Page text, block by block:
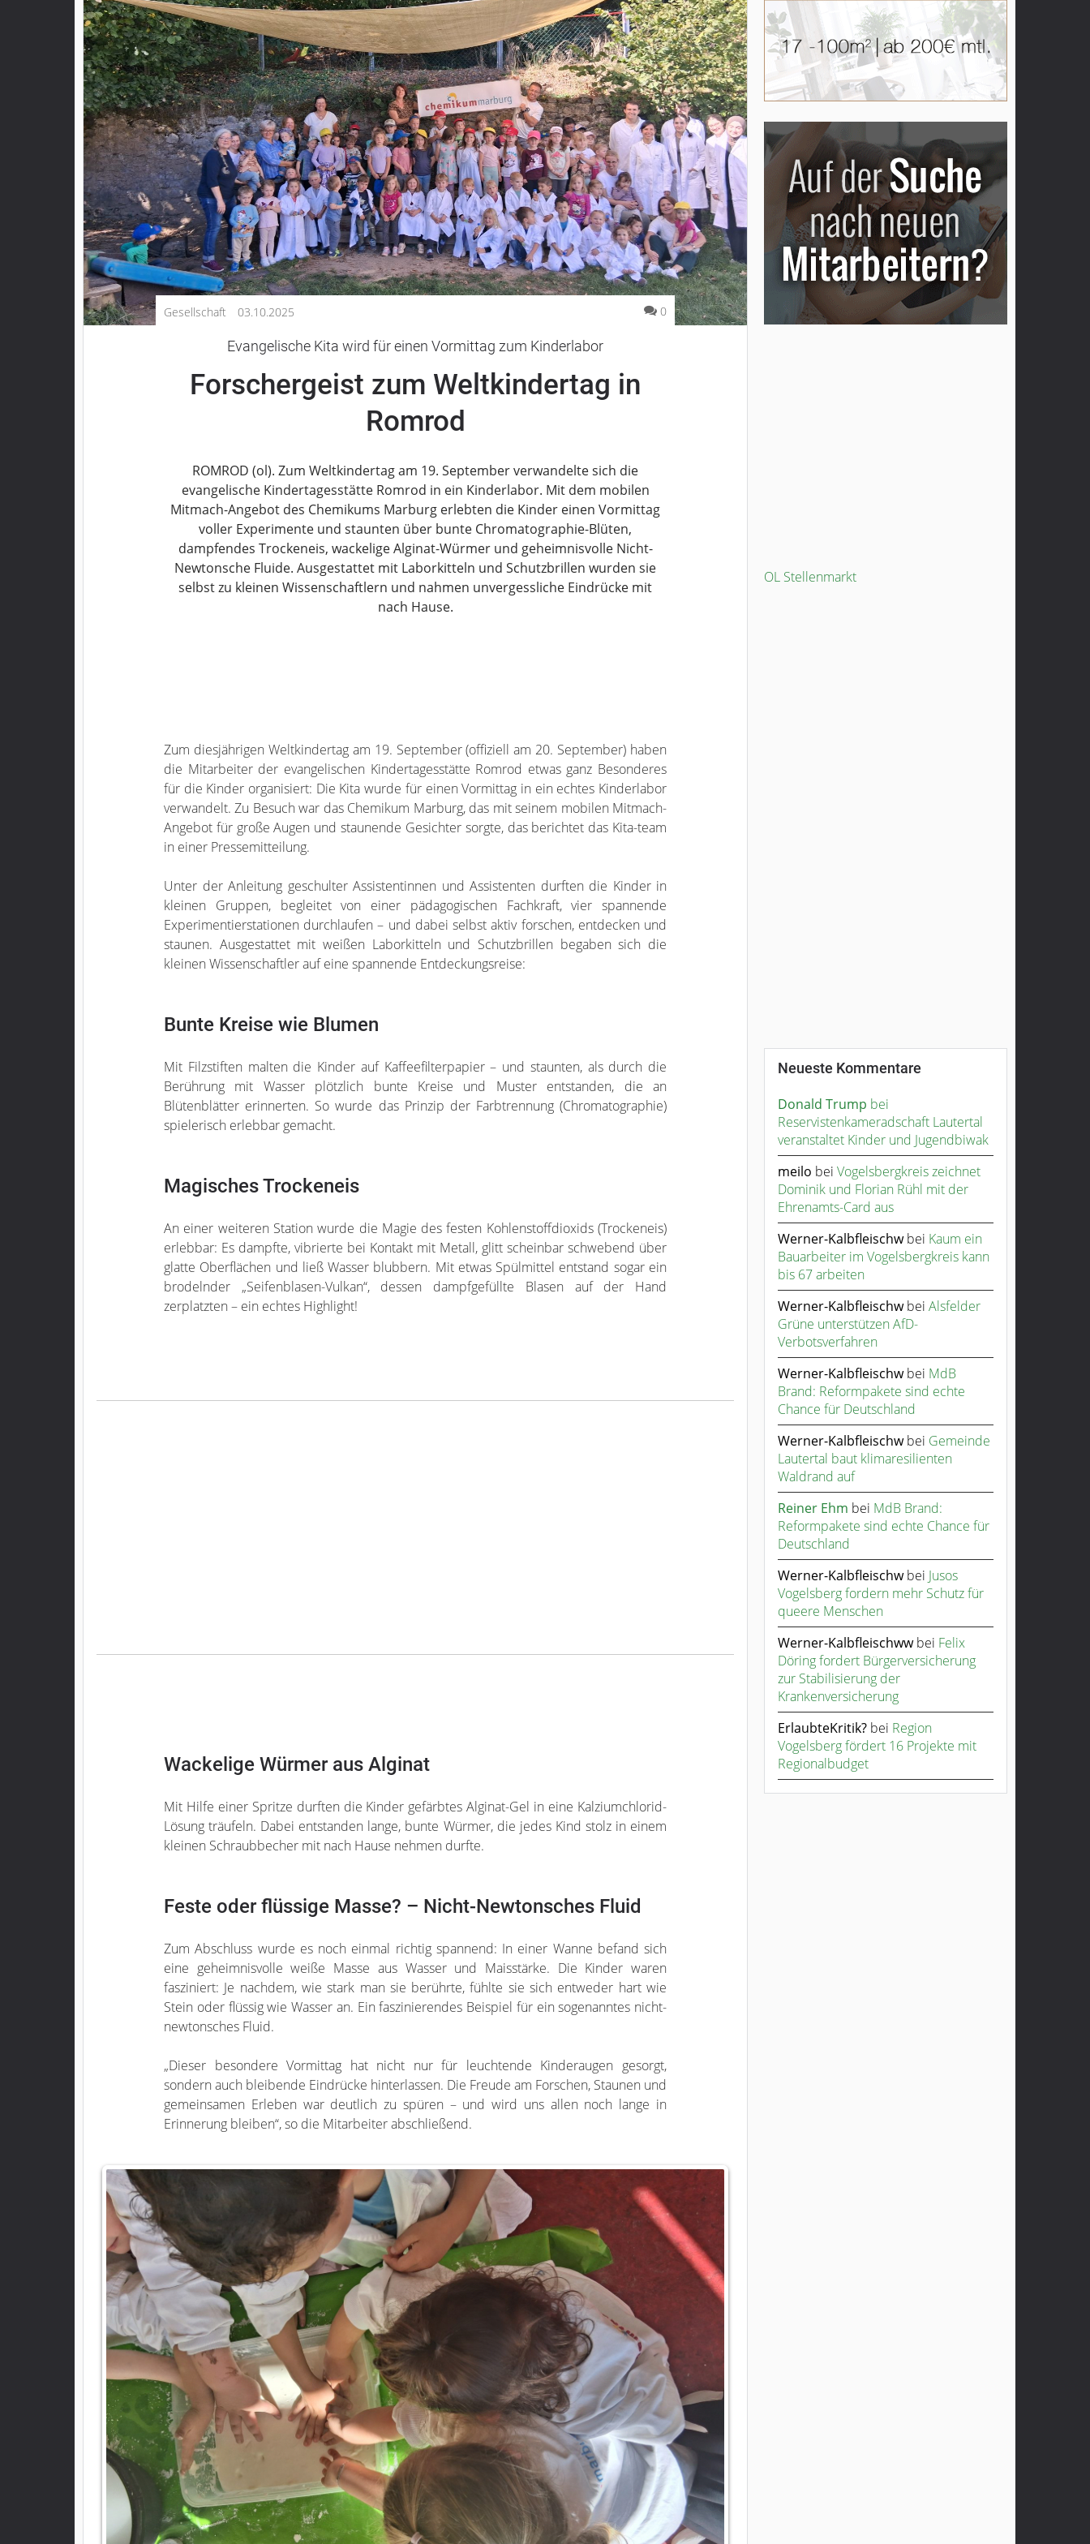
Kultur
Lifestyle
Wirtschaft
Vogelsberg
Alsfeld
Lauterbach
Romrod
Homberg
Ohm
Schotten
Schlitz
Antrifttal
Feldatal
Gesellschaft 03.10.2025 0
Evangelische Kita wird für einen Vormittag zum Kinderlabor
Forschergeist zum Weltkindertag in
Romrod
ROMROD (ol). Zum Weltkindertag am 19. September verwandelte sich die
evangelische Kindertagesstätte Romrod in ein Kinderlabor. Mit dem mobilen
Mitmach-Angebot des Chemikums Marburg erlebten die Kinder einen Vormittag
voller Experimente und staunten über bunte Chromatographie-Blüten,
dampfendes Trockeneis, wackelige Alginat-Würmer und geheimnisvolle Nicht-
Newtonsche Fluide. Ausgestattet mit Laborkitteln und Schutzbrillen wurden sie
selbst zu kleinen Wissenschaftlern und nahmen unvergessliche Eindrücke mit
nach Hause.
Zum diesjährigen Weltkindertag am 19. September (offiziell am 20. September) haben
die Mitarbeiter der evangelischen Kindertagesstätte Romrod etwas ganz Besonderes
für die Kinder organisiert: Die Kita wurde für einen Vormittag in ein echtes Kinderlabor
verwandelt. Zu Besuch war das Chemikum Marburg, das mit seinem mobilen Mitmach-
Angebot für große Augen und staunende Gesichter sorgte, das berichtet das Kita-team
in einer Pressemitteilung.
Unter der Anleitung geschulter Assistentinnen und Assistenten durften die Kinder in
kleinen Gruppen, begleitet von einer pädagogischen Fachkraft, vier spannende
Experimentierstationen durchlaufen – und dabei selbst aktiv forschen, entdecken und
staunen. Ausgestattet mit weißen Laborkitteln und Schutzbrillen begaben sich die
kleinen Wissenschaftler auf eine spannende Entdeckungsreise:
Bunte Kreise wie Blumen
Mit Filzstiften malten die Kinder auf Kaffeefilterpapier – und staunten, als durch die
Berührung mit Wasser plötzlich bunte Kreise und Muster entstanden, die an
Blütenblätter erinnerten. So wurde das Prinzip der Farbtrennung (Chromatographie)
spielerisch erlebbar gemacht.
Magisches Trockeneis
An einer weiteren Station wurde die Magie des festen Kohlenstoffdioxids (Trockeneis)
erlebbar: Es dampfte, vibrierte bei Kontakt mit Metall, glitt scheinbar schwebend über
glatte Oberflächen und ließ Wasser blubbern. Mit etwas Spülmittel entstand sogar ein
brodelnder „Seifenblasen-Vulkan“, dessen dampfgefüllte Blasen auf der Hand
zerplatzten – ein echtes Highlight!
Wackelige Würmer aus Alginat
Mit Hilfe einer Spritze durften die Kinder gefärbtes Alginat-Gel in eine Kalziumchlorid-
Lösung träufeln. Dabei entstanden lange, bunte Würmer, die jedes Kind stolz in einem
kleinen Schraubbecher mit nach Hause nehmen durfte.
Feste oder flüssige Masse? – Nicht-Newtonsches Fluid
Zum Abschluss wurde es noch einmal richtig spannend: In einer Wanne befand sich
eine geheimnisvolle weiße Masse aus Wasser und Maisstärke. Die Kinder waren
fasziniert: Je nachdem, wie stark man sie berührte, fühlte sie sich entweder hart wie
Stein oder flüssig wie Wasser an. Ein faszinierendes Beispiel für ein sogenanntes nicht-
newtonsches Fluid.
„Dieser besondere Vormittag hat nicht nur für leuchtende Kinderaugen gesorgt,
sondern auch bleibende Eindrücke hinterlassen. Die Freude am Forschen, Staunen und
gemeinsamen Erleben war deutlich zu spüren – und wird uns allen noch lange in
Erinnerung bleiben“, so die Mitarbeiter abschließend.
OL Stellenmarkt
Neueste Kommentare
Donald Trump bei
Reservistenkameradschaft Lautertal
veranstaltet Kinder und Jugendbiwak
meilo bei Vogelsbergkreis zeichnet
Dominik und Florian Rühl mit der
Ehrenamts-Card aus
Werner-Kalbfleischwbei Kaum ein
Bauarbeiter im Vogelsbergkreis kann
bis 67 arbeiten
Werner-Kalbfleischwbei Alsfelder
Grüne unterstützen AfD-
Verbotsverfahren
Werner-Kalbfleischwbei MdB
Brand: Reformpakete sind echte
Chance für Deutschland
Werner-Kalbfleischwbei Gemeinde
Lautertal baut klimaresilienten
Waldrand auf
Reiner Ehm bei MdB Brand:
Reformpakete sind echte Chance für
Deutschland
Werner-Kalbfleischwbei Jusos
Vogelsberg fordern mehr Schutz für
queere Menschen
Werner-Kalbfleischwwbei Felix
Döring fordert Bürgerversicherung
zur Stabilisierung der
Krankenversicherung
ErlaubteKritik? bei Region
Vogelsberg fördert 16 Projekte mit
Regionalbudget